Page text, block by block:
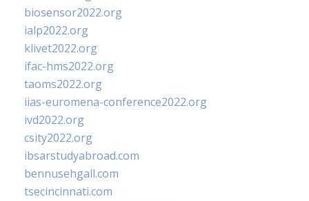
biosensor2022.org
ialp2022.org
klivet2022.org
ifac-hms2022.org
taoms2022.org
iias-euromena-conference2022.org
ivd2022.org
csity2022.org
ibsarstudyabroad.com
bennusehgall.com
tsecincinnati.com